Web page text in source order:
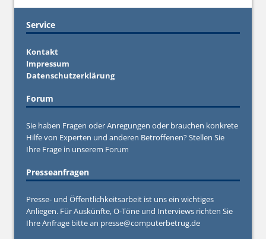
Service
Kontakt
Impressum
Datenschutzerklärung
Forum
Sie haben Fragen oder Anregungen oder brauchen konkrete
Hilfe von Experten und anderen Betroffenen? Stellen Sie
Ihre Frage in unserem Forum
Presseanfragen
Presse- und Öffentlichkeitsarbeit ist uns ein wichtiges
Anliegen. Für Auskünfte, O-Töne und Interviews richten Sie
Ihre Anfrage bitte an presse@computerbetrug.de